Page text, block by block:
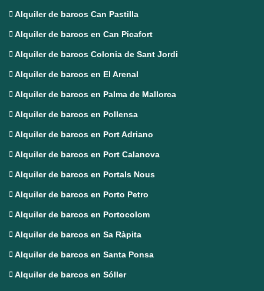
Alquiler de barcos Can Pastilla
Alquiler de barcos en Can Picafort
Alquiler de barcos Colonia de Sant Jordi
Alquiler de barcos en El Arenal
Alquiler de barcos en Palma de Mallorca
Alquiler de barcos en Pollensa
Alquiler de barcos en Port Adriano
Alquiler de barcos en Port Calanova
Alquiler de barcos en Portals Nous
Alquiler de barcos en Porto Petro
Alquiler de barcos en Portocolom
Alquiler de barcos en Sa Ràpita
Alquiler de barcos en Santa Ponsa
Alquiler de barcos en Sóller